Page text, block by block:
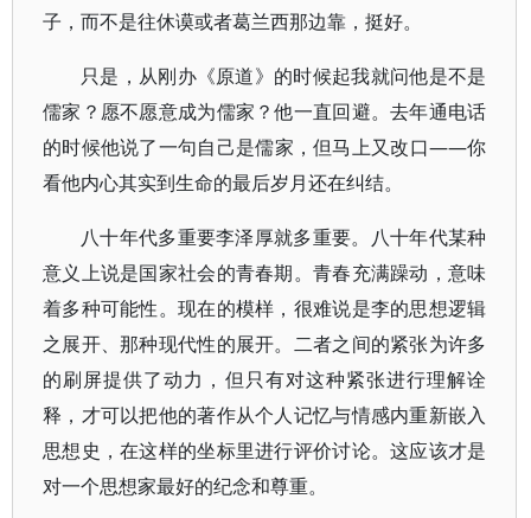
子，而不是往休谟或者葛兰西那边靠，挺好。
只是，从刚办《原道》的时候起我就问他是不是
儒家？愿不愿意成为儒家？他一直回避。去年通电话
的时候他说了一句自己是儒家，但马上又改口——你
看他内心其实到生命的最后岁月还在纠结。
八十年代多重要李泽厚就多重要。八十年代某种
意义上说是国家社会的青春期。青春充满躁动，意味
着多种可能性。现在的模样，很难说是李的思想逻辑
之展开、那种现代性的展开。二者之间的紧张为许多
的刷屏提供了动力，但只有对这种紧张进行理解诠
释，才可以把他的著作从个人记忆与情感内重新嵌入
思想史，在这样的坐标里进行评价讨论。这应该才是
对一个思想家最好的纪念和尊重。